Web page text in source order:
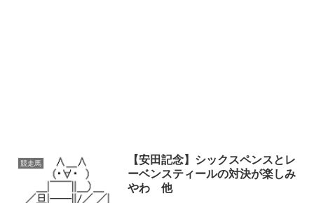
競走馬
【安田記念】シックスペンスとレ
ーベンスティールの対決が楽しみ
やわ 他